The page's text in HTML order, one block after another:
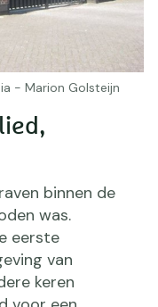
- Marion Golsteijn
binnen de
was.
eerste
van
keren